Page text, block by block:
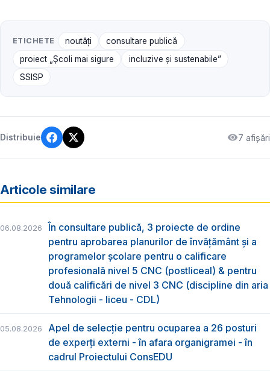
ETICHETE noutăți
consultare publică
proiect „Școli mai sigure
incluzive și sustenabile”
SSISP
Distribuie 7 afișări
Articole similare
06.08.2026
În consultare publică, 3 proiecte de ordine
pentru aprobarea planurilor de învățământ și a
programelor școlare pentru o calificare
profesională nivel 5 CNC (postliceal) & pentru
două calificări de nivel 3 CNC (discipline din aria
Tehnologii - liceu - CDL)
05.08.2026
Apel de selecție pentru ocuparea a 26 posturi
de experți externi - în afara organigramei - în
cadrul Proiectului ConsEDU